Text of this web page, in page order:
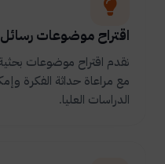
اقتراح موضوعات
نقدم اقتراح موضوعات
مع مراعاة حداثة الفكرة
الدراسات العليا.